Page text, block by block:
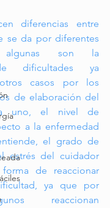
diferencias entre
se da por diferentes
algunas son la
dificultades ya
casos por los
de elaboración del
uno, el nivel de
a la enfermedad
el grado de
estrés del cuidador
de reaccionar
ya que por
reaccionan